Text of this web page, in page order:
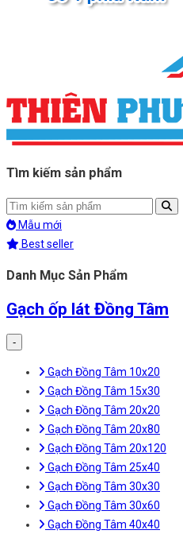
Tìm kiếm sản phẩm
Mẫu mới
Best seller
Danh Mục Sản Phẩm
Gạch ốp lát Đồng Tâm
-
Gạch Đồng Tâm 10x20
Gạch Đồng Tâm 15x30
Gạch Đồng Tâm 20x20
Gạch Đồng Tâm 20x80
Gạch Đồng Tâm 20x120
Gạch Đồng Tâm 25x40
Gạch Đồng Tâm 30x30
Gạch Đồng Tâm 30x60
Gạch Đồng Tâm 40x40